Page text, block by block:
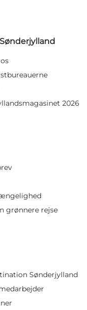
2026
grønnere rejse
Sønderjylland